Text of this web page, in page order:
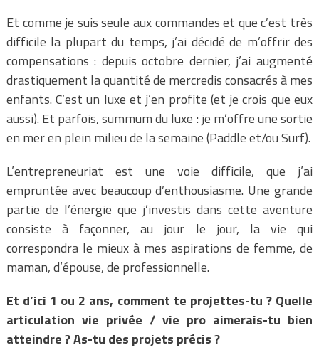
Et comme je suis seule aux commandes et que c’est très
difficile la plupart du temps, j’ai décidé de m’offrir des
compensations : depuis octobre dernier, j’ai augmenté
drastiquement la quantité de mercredis consacrés à mes
enfants. C’est un luxe et j’en profite (et je crois que eux
aussi). Et parfois, summum du luxe : je m’offre une sortie
en mer en plein milieu de la semaine (Paddle et/ou Surf).
L’entrepreneuriat est une voie difficile, que j’ai
empruntée avec beaucoup d’enthousiasme. Une grande
partie de l’énergie que j’investis dans cette aventure
consiste à façonner, au jour le jour, la vie qui
correspondra le mieux à mes aspirations de femme, de
maman, d’épouse, de professionnelle.
Et d’ici 1 ou 2 ans, comment te projettes-tu ? Quelle
articulation vie privée / vie pro aimerais-tu bien
atteindre ? As-tu des projets précis ?